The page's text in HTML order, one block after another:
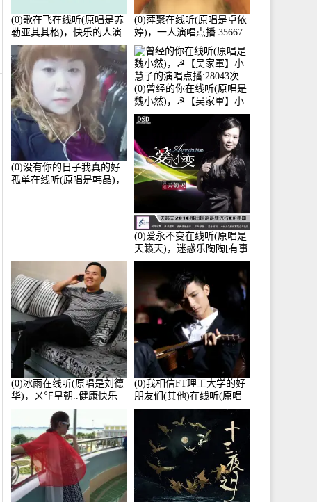
(0)歌在飞在线听(原唱是苏
勒亚其其格)，快乐的人演
唱点播:36次
(0)萍聚在线听(原唱是卓依
婷)，一人演唱点播:35667
次
(0)没有你的日子我真的好
孤单在线听(原唱是韩晶)，
(0)曾经的你在线听(原唱是
魏小然)，☭【吴家軍】小
慧子的演唱点播:28043次
(0)爱永不变在线听(原唱是
天籁天)，迷惑乐陶陶[有事
暂离]演唱点播:27678次
(0)冰雨在线听(原唱是刘德
华)，ㄨ℉皇朝..健康快乐
演唱点播:26643次
(0)我相信FT理工大学的好
朋友们(其他)在线听(原唱
是杨培安)，老乔演唱点
播:23714次